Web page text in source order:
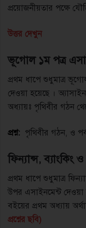
প্রয়ােজনীয়তার পক্ষে
উত্তর দেখুন
ভূগােল ১ম পত্র
প্রথম ধাপে শুধুমাত্র
দেওয়া হয়েছে ।
অধ্যায়ঃ পৃথিবীর গঠন
প্রশ্ন: পৃথিবীর গঠন, ও
ফিন্যান্স, ব্যাংকিং
প্রথম ধাপে শুধুমাত্র
উপর এসাইনমেন্ট দেওয়া
বইয়ের প্রথম অধ্যায়
প্রশ্নের ছবি)